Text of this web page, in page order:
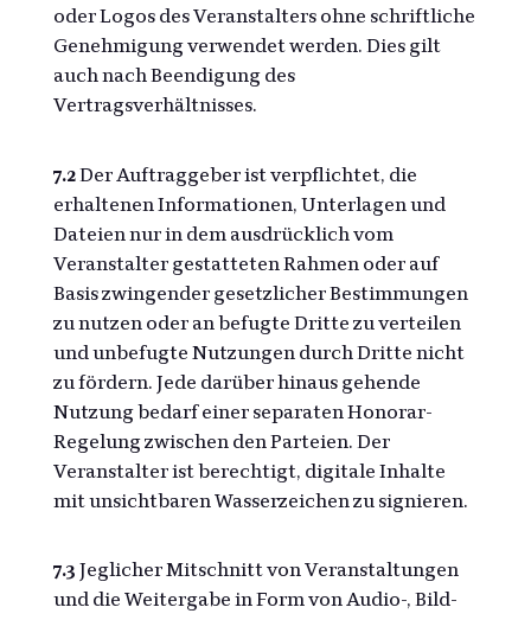
oder Logos des Veranstalters ohne schriftliche
Genehmigung verwendet werden. Dies gilt
auch nach Beendigung des
Vertragsverhältnisses.
7.2Der Auftraggeber ist verpflichtet, die
erhaltenen Informationen, Unterlagen und
Dateien nur in dem ausdrücklich vom
Veranstalter gestatteten Rahmen oder auf
Basis zwingender gesetzlicher Bestimmungen
zu nutzen oder an befugte Dritte zu verteilen
und unbefugte Nutzungen durch Dritte nicht
zu fördern. Jede darüber hinaus gehende
Nutzung bedarf einer separaten Honorar-
Regelung zwischen den Parteien. Der
Veranstalter ist berechtigt, digitale Inhalte
mit unsichtbaren Wasserzeichen zu signieren.
7.3 Jeglicher Mitschnitt von Veranstaltungen
und die Weitergabe in Form von Audio-, Bild-